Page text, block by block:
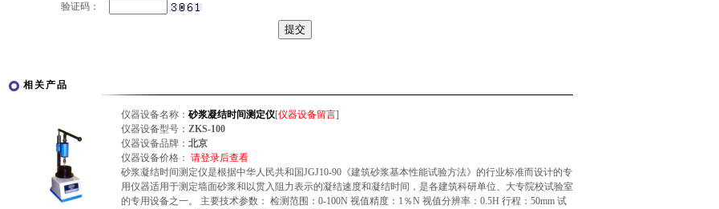
验证码：
相关产品
仪器设备名称： 砂浆凝结时间测定仪[仪器设备留言]
仪器设备型号： ZKS-100
仪器设备品牌： 北京
仪器设备价格： 请登录后查看
砂浆凝结时间测定仪是根据中华人民共和国JGJ10-90《建筑砂浆基本性能试验方法》的行业标准而设计的专
用仪器适用于测定墙面砂浆和以贯入阻力表示的凝结速度和凝结时间，是各建筑科研单位、大专院校试验室
的专用设备之一。 主要技术参数： 检测范围：0-100N 视值精度：1％N 视值分辨率：0.5H 行程：50mm 试